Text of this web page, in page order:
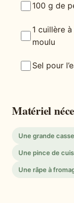
100 g de
1 cuillère
moulu
Sel pour
Matériel
Une grande
Une pince de
Une râpe à